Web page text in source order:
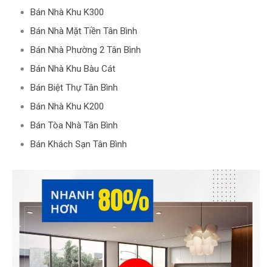
Bán Nhà Khu K300
Bán Nhà Mặt Tiền Tân Bình
Bán Nhà Phường 2 Tân Bình
Bán Nhà Khu Bàu Cát
Bán Biệt Thự Tân Bình
Bán Nhà Khu K200
Bán Tòa Nhà Tân Bình
Bán Khách Sạn Tân Bình